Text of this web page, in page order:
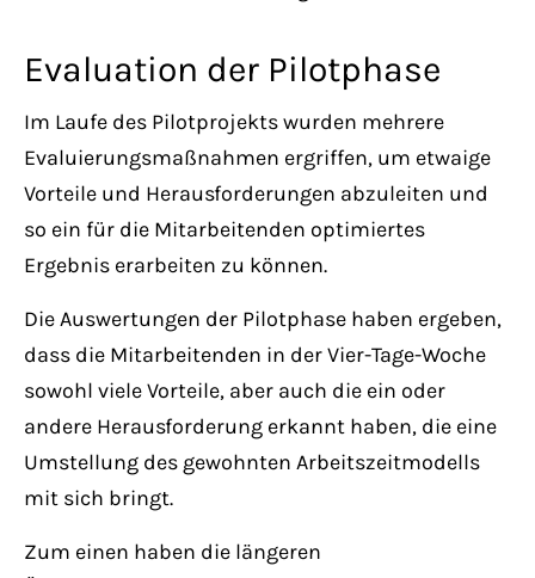
Evaluation der Pilotphase
Im Laufe des Pilotprojekts wurden mehrere
Evaluierungsmaßnahmen ergriffen, um etwaige
Vorteile und Herausforderungen abzuleiten und
so ein für die Mitarbeitenden optimiertes
Ergebnis erarbeiten zu können.
Die Auswertungen der Pilotphase haben ergeben,
dass die Mitarbeitenden in der Vier-Tage-Woche
sowohl viele Vorteile, aber auch die ein oder
andere Herausforderung erkannt haben, die eine
Umstellung des gewohnten Arbeitszeitmodells
mit sich bringt.
Zum einen haben die längeren